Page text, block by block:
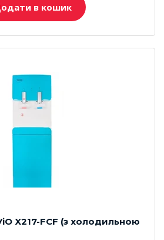
в кошик
X217-FCF (з холодильною